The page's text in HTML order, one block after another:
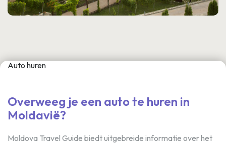
Auto huren
Overweeg je een auto te huren in
Moldavië?
Moldova Travel Guide biedt uitgebreide informatie over het